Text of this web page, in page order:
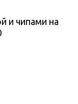
и чипами на